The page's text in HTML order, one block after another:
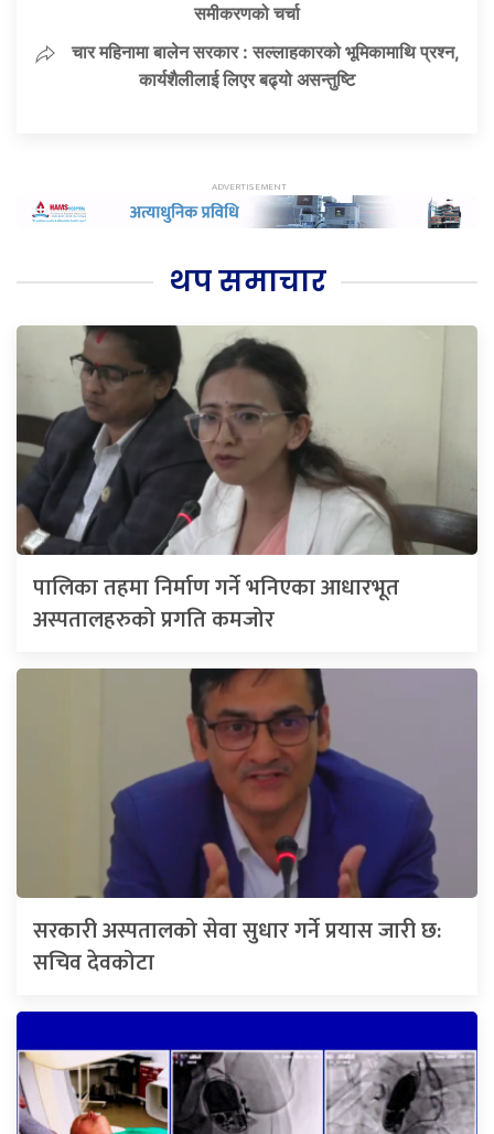
समीकरणको चर्चा
चार महिनामा बालेन सरकार : सल्लाहकारको भूमिकामाथि प्रश्न,
कार्यशैलीलाई लिएर बढ्यो असन्तुष्टि
थप समाचार
पालिका तहमा निर्माण गर्ने भनिएका आधारभूत
अस्पतालहरुको प्रगति कमजोर
सरकारी अस्पतालको सेवा सुधार गर्ने प्रयास जारी छ:
सचिव देवकोटा